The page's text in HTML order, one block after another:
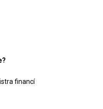
financí